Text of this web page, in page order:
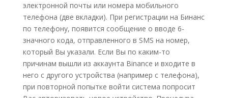
электронной почты или номера мобильного
телефона (две вкладки). При регистрации на Бинанс
по телефону, появится сообщение о вводе 6-
значного кода, отправленного в SMS на номер,
который Вы указали. Если Вы по каким-то
причинам вышли из аккаунта Binance и входите в
него с другого устройства (например с телефона),
при повторной попытке войти система попросит